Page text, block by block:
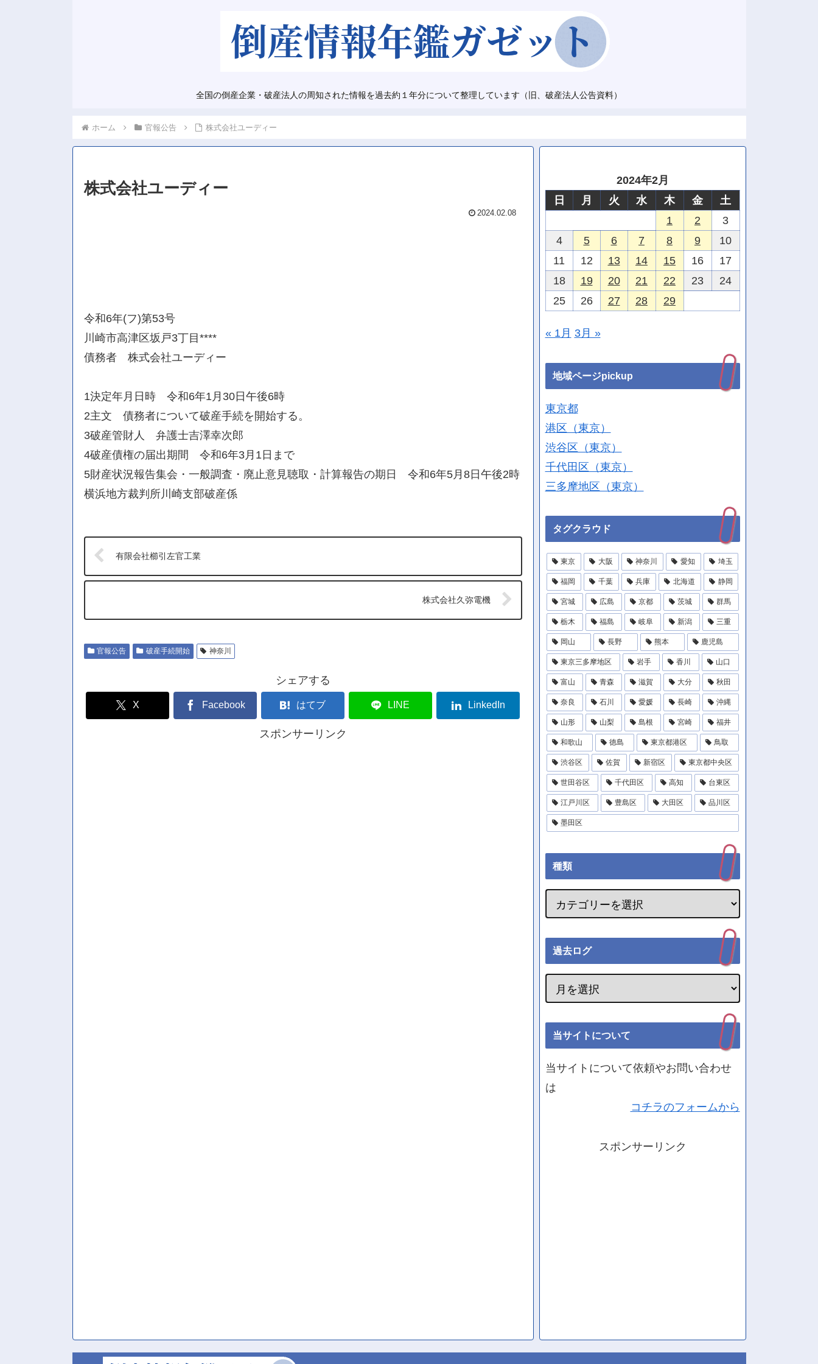
全国の倒産企業・破産法人の周知された情報を過去約１年分について整理しています（旧、破産法人公告資料）
ホーム 官報公告 株式会社ユーディー
株式会社ユーディー
2024.02.08
令和6年(フ)第53号
川崎市高津区坂戸3丁目****
債務者 株式会社ユーディー
1決定年月日時 令和6年1月30日午後6時
2主文 債務者について破産手続を開始する。
3破産管財人 弁護士吉澤幸次郎
4破産債権の届出期間 令和6年3月1日まで
5財産状況報告集会・一般調査・廃止意見聴取・計算報告の期日 令和6年5月8日午後2時
横浜地方裁判所川崎支部破産係
有限会社櫛引左官工業
株式会社久弥電機
官報公告 破産手続開始 神奈川
シェアする
X Facebook はてブ LINE LinkedIn
スポンサーリンク
2024年2月
日
月 火 水 木 金
土
1
2
3
4
5 6 7 8 9
10
11
12 13 14 15 16
17
18
19 20 21 22 23
24
25
26 27 28 29
« 1月 3月 »
地域ページpickup
東京都
港区（東京）
渋谷区（東京）
千代田区（東京）
三多摩地区（東京）
タグクラウド
東京 大阪 神奈川 愛知 埼玉
福岡 千葉 兵庫 北海道 静岡
宮城 広島 京都 茨城 群馬
栃木 福島 岐阜 新潟 三重
岡山 長野 熊本 鹿児島
東京三多摩地区 岩手 香川 山口
富山 青森 滋賀 大分 秋田
奈良 石川 愛媛 長崎 沖縄
山形 山梨 島根 宮崎 福井
和歌山 徳島 東京都港区 鳥取
渋谷区 佐賀 新宿区 東京都中央区
世田谷区 千代田区 高知 台東区
江戸川区 豊島区 大田区 品川区
墨田区
種類
過去ログ
当サイトについて
当サイトについて依頼やお問い合わせ
は
コチラのフォームから
スポンサーリンク